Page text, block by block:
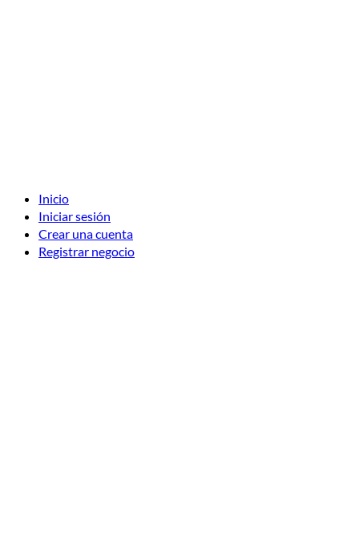
Inicio
Iniciar sesión
Crear una cuenta
Registrar negocio